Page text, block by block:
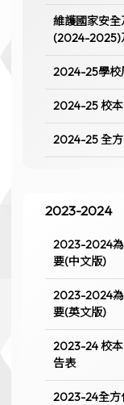
維護國家安
(2024-2025)
2024-25學校
2024-25 校
2024-25 全
2023-2024
2023-2024為
要(中文版)
2023-2024為
要(英文版)
2023-24 校
告表
2023-24全方